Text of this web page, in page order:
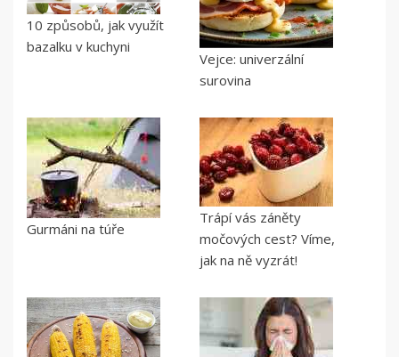
10 způsobů, jak využít
bazalku v kuchyni
Vejce: univerzální
surovina
Gurmáni na túře
Trápí vás záněty
močových cest? Víme,
jak na ně vyzrát!